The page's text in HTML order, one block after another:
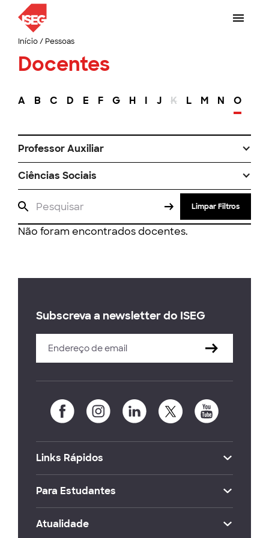
Início/ Pessoas
Docentes
A B C D E F G H I J K L M N O
Professor Auxiliar
Ciências Sociais
Limpar Filtros
Não foram encontrados docentes.
Subscreva a newsletter do ISEG
Links Rápidos
Para Estudantes
Atualidade